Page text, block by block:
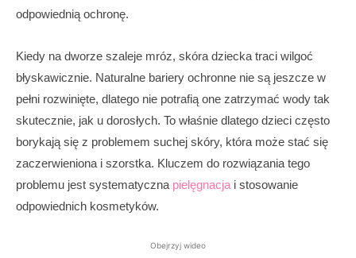
odpowiednią ochronę.
Kiedy na dworze szaleje mróz, skóra dziecka traci wilgoć
błyskawicznie. Naturalne bariery ochronne nie są jeszcze w
pełni rozwinięte, dlatego nie potrafią one zatrzymać wody tak
skutecznie, jak u dorosłych. To właśnie dlatego dzieci często
borykają się z problemem suchej skóry, która może stać się
zaczerwieniona i szorstka. Kluczem do rozwiązania tego
problemu jest systematyczna pielęgnacja i stosowanie
odpowiednich kosmetyków.
Obejrzyj wideo